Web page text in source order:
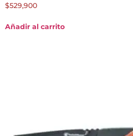
$529,900
Añadir al carrito